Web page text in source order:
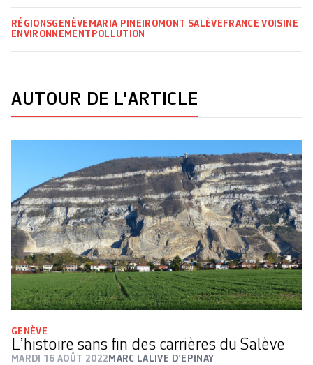
RÉGIONSGENÈVE MARIA PINEIRO MONT SALÈVE FRANCE VOISINE
ENVIRONNEMENT POLLUTION
AUTOUR DE L'ARTICLE
GENÈVE
L’histoire sans fin des carrières du Salève
MARDI 16 AOÛT 2022 MARC LALIVE D’EPINAY